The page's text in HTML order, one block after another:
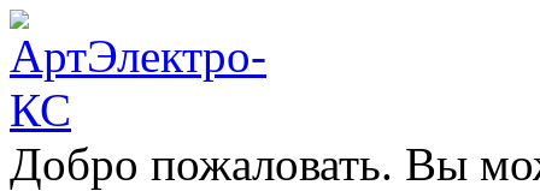
Добро пожаловать. Вы